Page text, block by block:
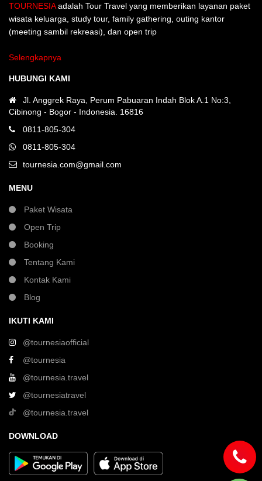
TOURNESIAadalah Tour Travel yang memberikan layanan paket
wisata keluarga, study tour, family gathering, outing kantor
(meeting sambil rekreasi), dan open trip
Selengkapnya
HUBUNGI KAMI
Jl. Anggrek Raya, Perum Pabuaran Indah Blok A.1 No:3,
Cibinong - Bogor - Indonesia. 16816
0811-805-304
0811-805-304
tournesia.com@gmail.com
MENU
Paket Wisata
Open Trip
Booking
Tentang Kami
Kontak Kami
Blog
IKUTI KAMI
@tournesiaofficial
@tournesia
@tournesia.travel
@tournesiatravel
@tournesia.travel
DOWNLOAD